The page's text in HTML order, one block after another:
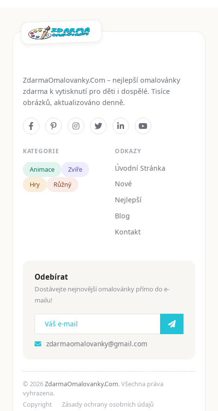
ZdarmaOmalovanky.Com – nejlepší omalovánky
zdarma k vytisknutí pro děti i dospělé. Tisíce
obrázků, aktualizováno denně.
KATEGORIE
Animace
Zvíře
Hry
Růžný
ODKAZY
Úvodní Stránka
Nové
Nejlepší
Blog
Kontakt
Odebírat
Dostávejte nejnovější omalovánky přímo do e-
mailu!
zdarmaomalovanky@gmail.com
© 2026ZdarmaOmalovanky.Com. Všechna práva
vyhrazena.
Copyright
Zásady ochrany osobních údajů